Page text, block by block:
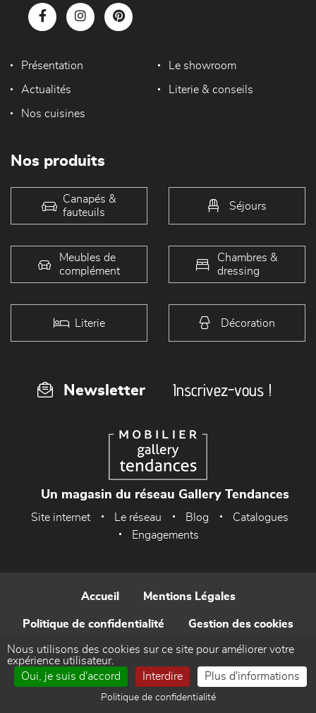
Présentation Le showroom
Actualités Literie & conseils
Nos cuisines
Nos produits
Canapés &
fauteuils
Séjours
Meubles de
complément
Chambres &
dressing
Literie Décoration
Newsletter Inscrivez-vous !
Un magasin du réseau Gallery Tendances
Site internet Le réseau Blog
Catalogues
Engagements
Accueil Mentions Légales
Politique de confidentialité Gestion des cookies
Contact
Réalisé par WEB Enseignes
Nous utilisons des cookies sur ce site pour améliorer votre
expérience utilisateur.
Oui, je suis d'accord
Interdire Plus d'informations
Politique de confidentialité